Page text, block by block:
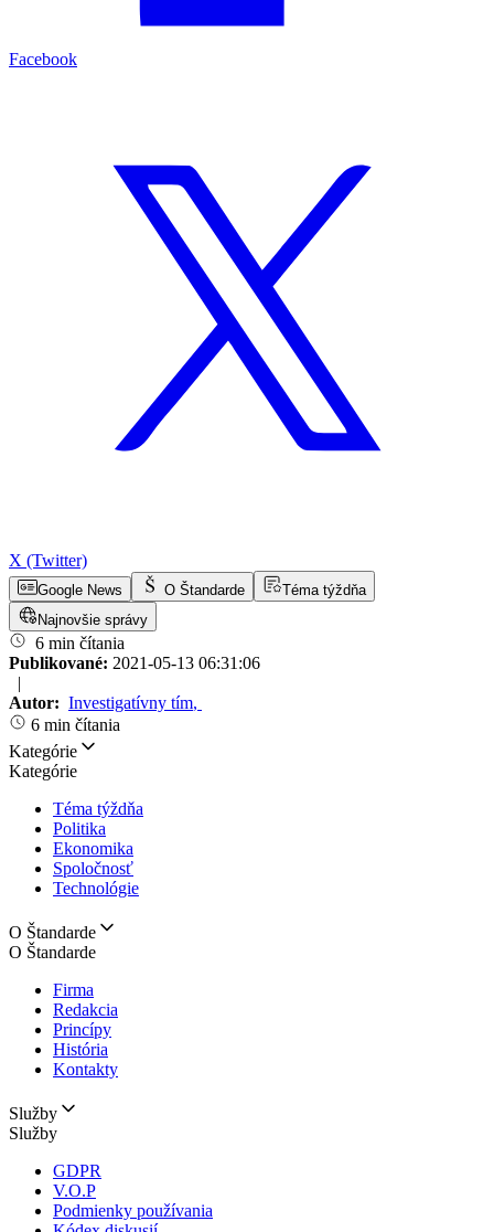
Facebook
X (Twitter)
Google News O Štandarde
Téma týždňa
Najnovšie správy
6 min čítania
Publikované: 2021-05-13 06:31:06
|
Autor: Investigatívny tím,
6 min čítania
Kategórie
Kategórie
Téma týždňa
Politika
Ekonomika
Spoločnosť
Technológie
O Štandarde
O Štandarde
Firma
Redakcia
Princípy
História
Kontakty
Služby
Služby
GDPR
V.O.P
Podmienky používania